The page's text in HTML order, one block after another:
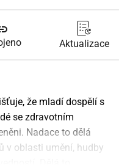
Aktualizace
že mladí dospělí s
se zdravotním
Nadace to dělá
v oblasti umění, hudby